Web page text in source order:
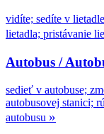
vidíte; sedíte v
lietadla; pristávanie
Autobus /
sedieť v autobuse;
autobusovej stanici;
autobusu »